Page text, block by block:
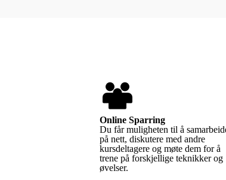
Online Sparring
Du får muligheten til å
på nett, diskutere med andre
kursdeltagere og møte dem for å
trene på forskjellige teknikker og
øvelser.